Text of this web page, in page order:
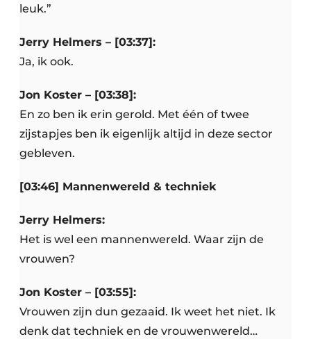
leuk.”
Jerry Helmers – [03:37]:
Ja, ik ook.
Jon Koster – [03:38]:
En zo ben ik erin gerold. Met één of twee
zijstapjes ben ik eigenlijk altijd in deze sector
gebleven.
[03:46] Mannenwereld & techniek
Jerry Helmers:
Het is wel een mannenwereld. Waar zijn de
vrouwen?
Jon Koster – [03:55]:
Vrouwen zijn dun gezaaid. Ik weet het niet. Ik
denk dat techniek en de vrouwenwereld…